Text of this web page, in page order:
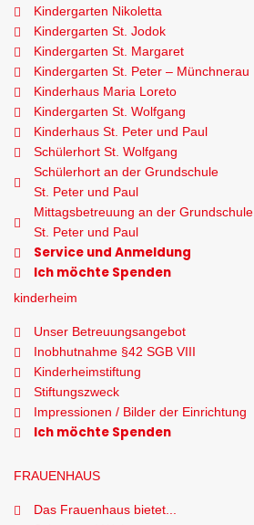
Kindergarten Nikoletta
Kindergarten St. Jodok
Kindergarten St. Margaret
Kindergarten St. Peter – Münchnerau
Kinderhaus Maria Loreto
Kindergarten St. Wolfgang
Kinderhaus St. Peter und Paul
Schülerhort St. Wolfgang
Schülerhort an der Grundschule
St. Peter und Paul
Mittagsbetreuung an der Grundschule
St. Peter und Paul
Service und Anmeldung
Ich möchte Spenden
kinderheim
Unser Betreuungsangebot
Inobhutnahme §42 SGB VIII
Kinderheimstiftung
Stiftungszweck
Impressionen / Bilder der Einrichtung
Ich möchte Spenden
FRAUENHAUS
Das Frauenhaus bietet...